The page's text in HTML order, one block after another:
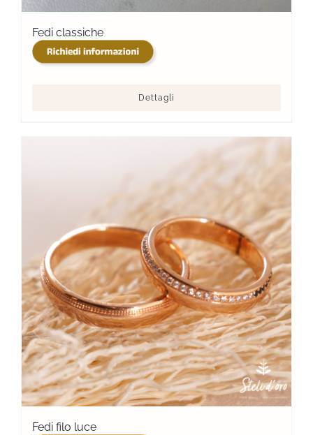
Fedi classiche
Dettagli
Fedi filo luce